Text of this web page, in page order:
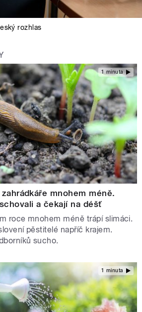
rozhlas
1 minuta
mnohem méně.
a čekají na déšť
roce mnohem méně trápí slimáci.
pěstitelé napříč krajem.
sucho.
1 minuta